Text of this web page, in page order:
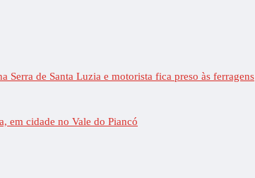
Serra de Santa Luzia e motorista fica preso às ferragens
em cidade no Vale do Piancó